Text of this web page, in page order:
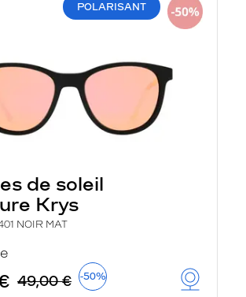
POLARISANT
de soleil
Krys
NOIR MAT
49,00 € -50%